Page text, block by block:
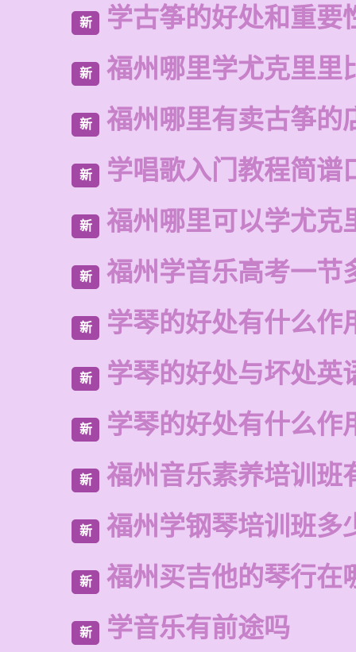
新 学古筝的好处和重要
新 福州哪里学尤克里里
新 福州哪里有卖古筝的
新 学唱歌入门教程简谱
新 福州哪里可以学尤克
新 福州学音乐高考一节
新 学琴的好处有什么作
新 学琴的好处与坏处英
新 学琴的好处有什么作
新 福州音乐素养培训班
新 福州学钢琴培训班多
新 福州买吉他的琴行在
新 学音乐有前途吗